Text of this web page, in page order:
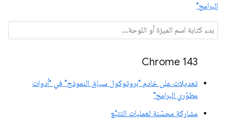
البرامج"
Chrome 143
تعديلات على خادم "بروتوكول سياق النموذج" في "أدوات
مطوّري البرامج"
مشاركة محسّنة لعمليات التتبُّع